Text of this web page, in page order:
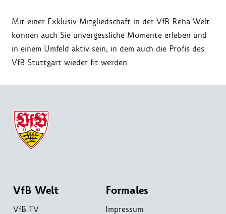
Mit einer Exklusiv-Mitgliedschaft in der VfB Reha-Welt
können auch Sie unvergessliche Momente erleben und
in einem Umfeld aktiv sein, in dem auch die Profis des
VfB Stuttgart wieder fit werden.
VfB Welt
VfB TV
Formales
Impressum